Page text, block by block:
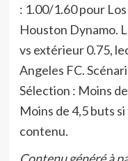
: 1.00/1.60 pour
Houston Dynamo.
vs extérieur 0.75,
Angeles FC.
Sélection : Moins
Moins de 4,5 buts
contenu.